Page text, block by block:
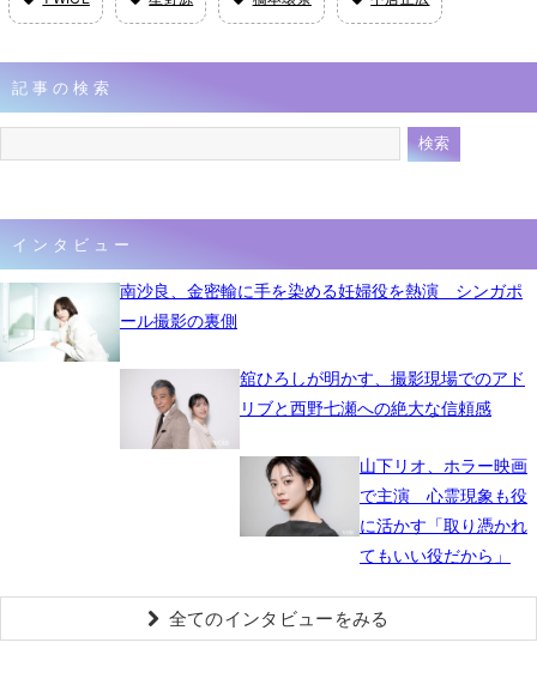
記事の検索
インタビュー
南沙良、金密輸に手を染める妊婦役を熱演 シンガポ
ール撮影の裏側
舘ひろしが明かす、撮影現場でのアド
リブと西野七瀬への絶大な信頼感
山下リオ、ホラー映画
で主演 心霊現象も役
に活かす「取り憑かれ
てもいい役だから」
全てのインタビューをみる